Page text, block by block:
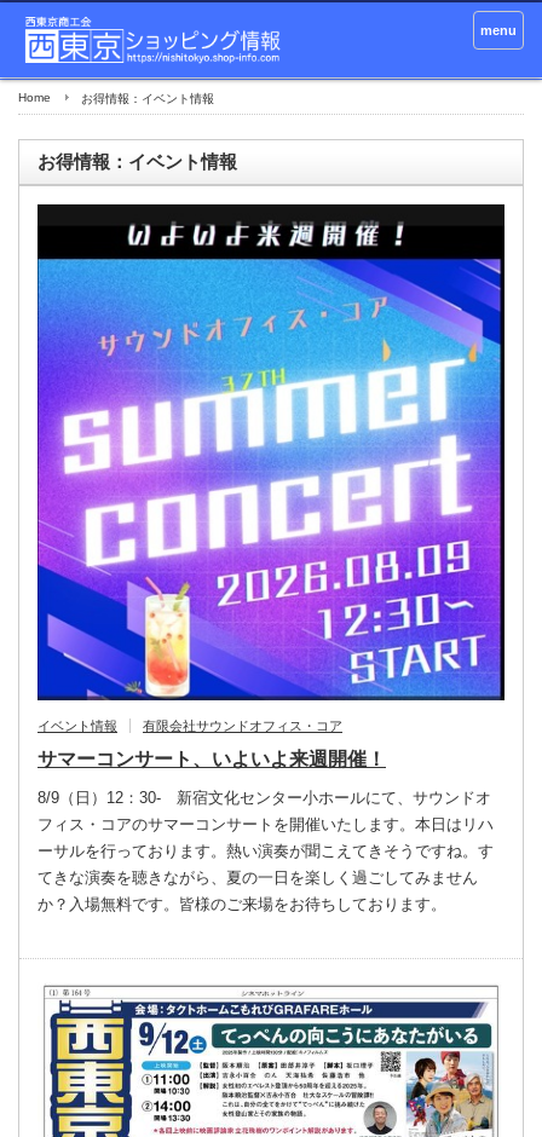
menu
Home お得情報：イベント情報
お得情報：イベント情報
イベント情報 有限会社サウンドオフィス・コア
サマーコンサート、いよいよ来週開催！
8/9（日）12：30- 新宿文化センター小ホールにて、サウンドオ
フィス・コアのサマーコンサートを開催いたします。本日はリハ
ーサルを行っております。熱い演奏が聞こえてきそうですね。す
てきな演奏を聴きながら、夏の一日を楽しく過ごしてみません
か？入場無料です。皆様のご来場をお待ちしております。